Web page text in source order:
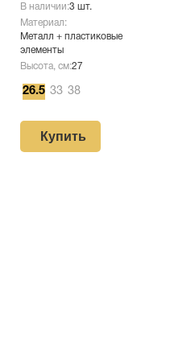
В наличии:3 шт.
Материал:
Металл + пластиковые
элементы
Высота, см:27
26.5 33 38
Купить